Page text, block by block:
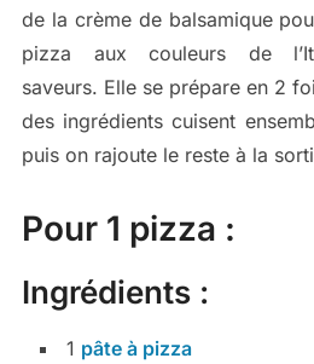
de la crème de balsamique
pizza aux couleurs de
saveurs. Elle se prépare en 2
des ingrédients cuisent
puis on rajoute le reste à la
Pour 1 pizza :
Ingrédients :
1 pâte à pizza